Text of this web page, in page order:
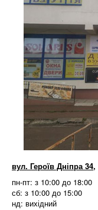
вул. Героїв Дніпра 34,
пн-пт: з 10:00 до 18:00
сб: з 10:00 до 15:00
нд: вихідний